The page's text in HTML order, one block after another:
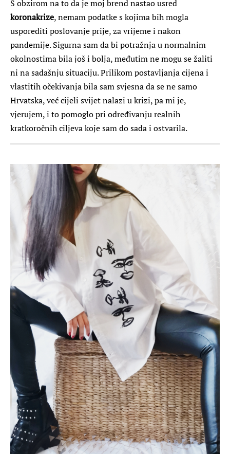
S obzirom na to da je moj brend nastao usred
koronakrize, nemam podatke s kojima bih mogla
usporediti poslovanje prije, za vrijeme i nakon
pandemije. Sigurna sam da bi potražnja u normalnim
okolnostima bila još i bolja, međutim ne mogu se žaliti
ni na sadašnju situaciju. Prilikom postavljanja cijena i
vlastitih očekivanja bila sam svjesna da se ne samo
Hrvatska, već cijeli svijet nalazi u krizi, pa mi je,
vjerujem, i to pomoglo pri određivanju realnih
kratkoročnih ciljeva koje sam do sada i ostvarila.